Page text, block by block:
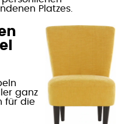
Platzes.
ganz
für die